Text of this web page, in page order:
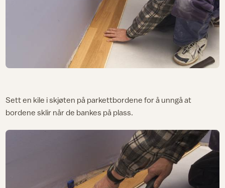
Sett en kile i skjøten på parkettbordene for å unngå at
bordene sklir når de bankes på plass.